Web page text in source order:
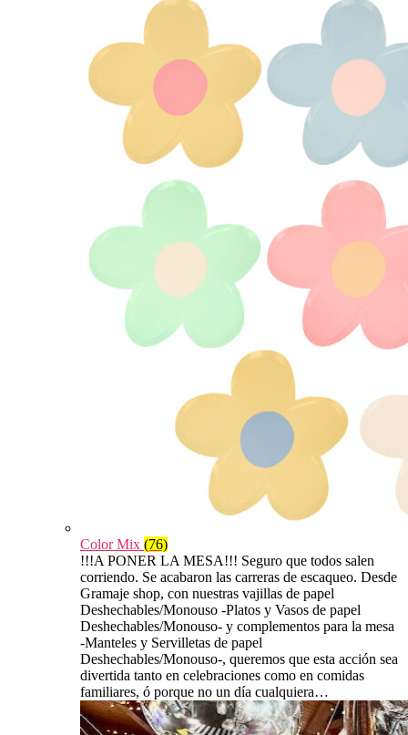
Color Mix (76)
!!!A PONER LA MESA!!! Seguro que todos salen
corriendo. Se acabaron las carreras de escaqueo. Desde
Gramaje shop, con nuestras vajillas de papel
Deshechables/Monouso -Platos y Vasos de papel
Deshechables/Monouso- y complementos para la mesa
-Manteles y Servilletas de papel
Deshechables/Monouso-, queremos que esta acción sea
divertida tanto en celebraciones como en comidas
familiares, ó porque no un día cualquiera…